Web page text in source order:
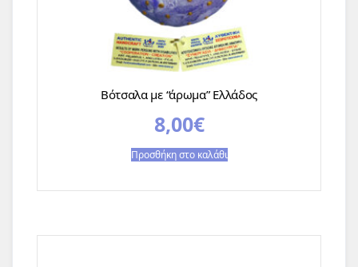
Βότσαλα με “άρωμα” Ελλάδος
8,00€
Προσθήκη στο καλάθι